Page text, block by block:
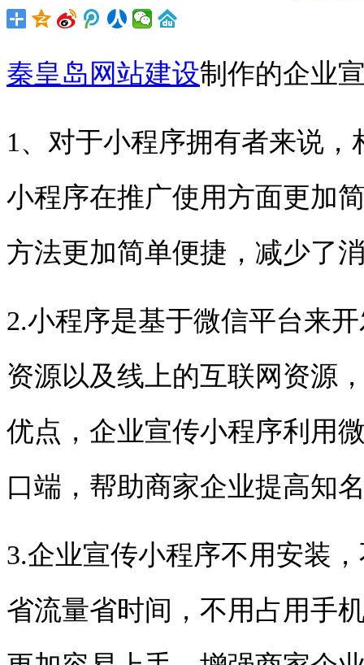
秦皇岛网站建设制作的企业
1、 对于小程序拥有者来说
小程序在推广使用方面更加
方法更加简单便捷，减少了
2.小程序是基于微信平台来
资源以及线上的互联网资源
优点，企业宣传小程序利用
口端，帮助商家企业提高知
3.企业宣传小程序不用安装
省流量省时间，不用占用手